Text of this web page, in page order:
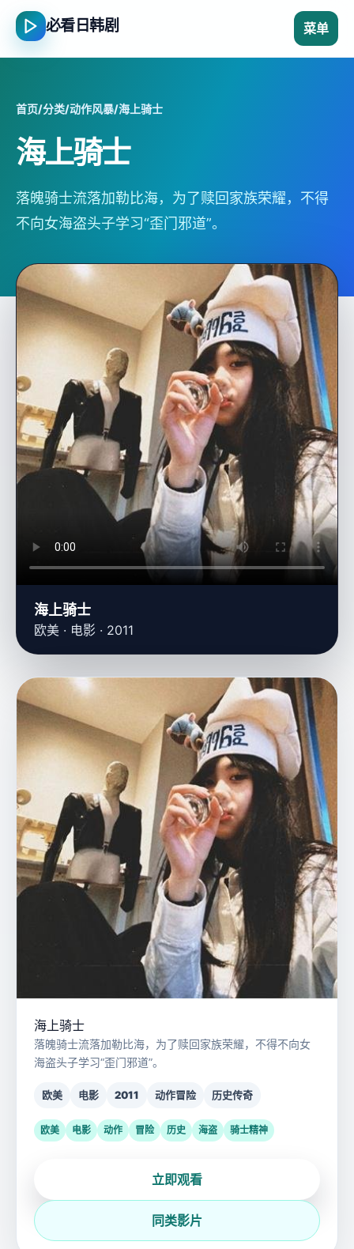
必看日韩剧 菜单
首页/分类/动作风暴/海上骑士
海上骑士
落魄骑士流落加勒比海，为了赎回家族荣耀，不得
不向女海盗头子学习“歪门邪道”。
海上骑士
欧美 · 电影 · 2011
海上骑士
落魄骑士流落加勒比海，为了赎回家族荣耀，不得不向女
海盗头子学习“歪门邪道”。
欧美 电影 2011 动作冒险 历史传奇
欧美 电影 动作 冒险 历史 海盗 骑士精神
立即观看
同类影片